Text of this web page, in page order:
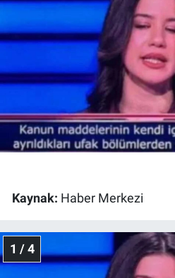
Kaynak: Haber Merkezi
1 / 4
Eğlence
Ekonomi
Gerçeğin İzinde